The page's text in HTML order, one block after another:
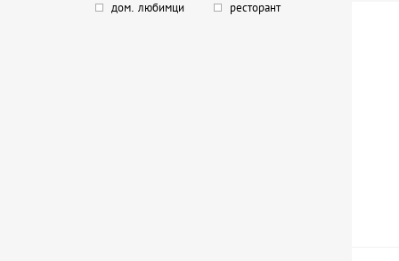
дом. любимци
ресторант